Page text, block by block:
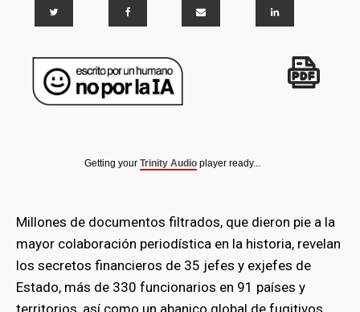
Getting your Trinity Audio player ready...
Millones de documentos filtrados, que dieron pie a la
mayor colaboración periodística en la historia, revelan
los secretos financieros de 35 jefes y exjefes de
Estado, más de 330 funcionarios en 91 países y
territorios, así como un abanico global de fugitivos,